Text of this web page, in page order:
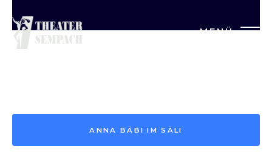
MENÜ
Saison vor 2013
ANNA BÄBI IM SÄLI